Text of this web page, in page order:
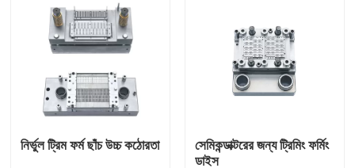
একটি উদ্ধৃতি অনুরোধ করুন
সেমিকন্ডাক্টর মোল্ডিং মেশিন
ট্রিম অ্যান্ড ফর্ম মেশিন
নির্ভুল ট্রিম ফর্ম ছাঁচ উচ্চ কঠোরতা
সেমিকন্ডাক্টরের জন্য ট্রিমিং ফর্মিং
ডাইস